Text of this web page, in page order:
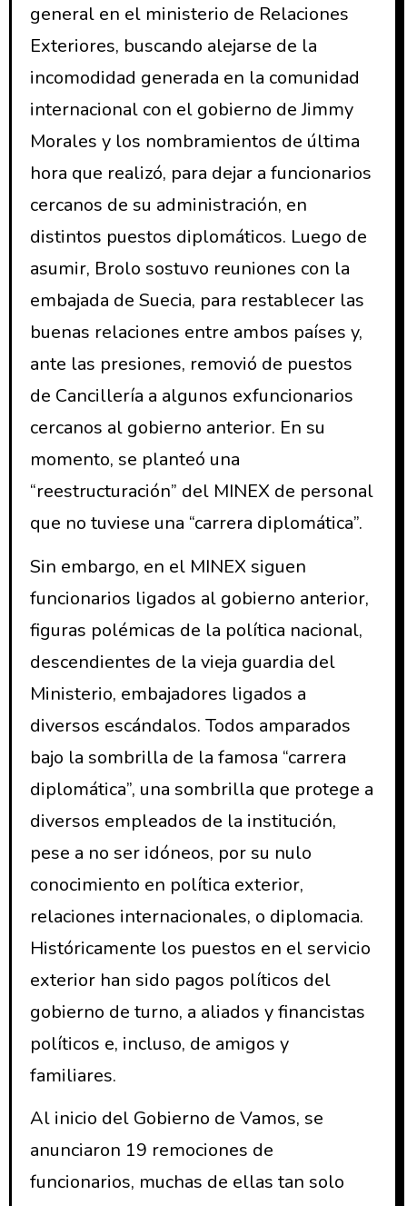
general en el ministerio de Relaciones
Exteriores, buscando alejarse de la
incomodidad generada en la comunidad
internacional con el gobierno de Jimmy
Morales y los nombramientos de última
hora que realizó, para dejar a funcionarios
cercanos de su administración, en
distintos puestos diplomáticos. Luego de
asumir, Brolo sostuvo reuniones con la
embajada de Suecia, para restablecer las
buenas relaciones entre ambos países y,
ante las presiones, removió de puestos
de Cancillería a algunos exfuncionarios
cercanos al gobierno anterior. En su
momento, se planteó una
“reestructuración” del MINEX de personal
que no tuviese una “carrera diplomática”.
Sin embargo, en el MINEX siguen
funcionarios ligados al gobierno anterior,
figuras polémicas de la política nacional,
descendientes de la vieja guardia del
Ministerio, embajadores ligados a
diversos escándalos. Todos amparados
bajo la sombrilla de la famosa “carrera
diplomática”, una sombrilla que protege a
diversos empleados de la institución,
pese a no ser idóneos, por su nulo
conocimiento en política exterior,
relaciones internacionales, o diplomacia.
Históricamente los puestos en el servicio
exterior han sido pagos políticos del
gobierno de turno, a aliados y financistas
políticos e, incluso, de amigos y
familiares.
Al inicio del Gobierno de Vamos, se
anunciaron 19 remociones de
funcionarios, muchas de ellas tan solo